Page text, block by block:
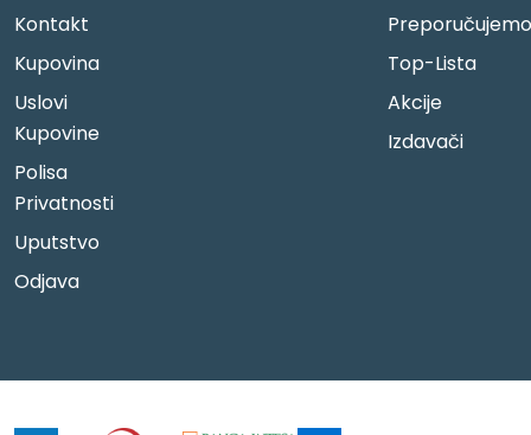
Kontakt
Kupovina
Uslovi
Kupovine
Polisa
Privatnosti
Uputstvo
Odjava
Preporučujemo
Top-Lista
Akcije
Izdavači